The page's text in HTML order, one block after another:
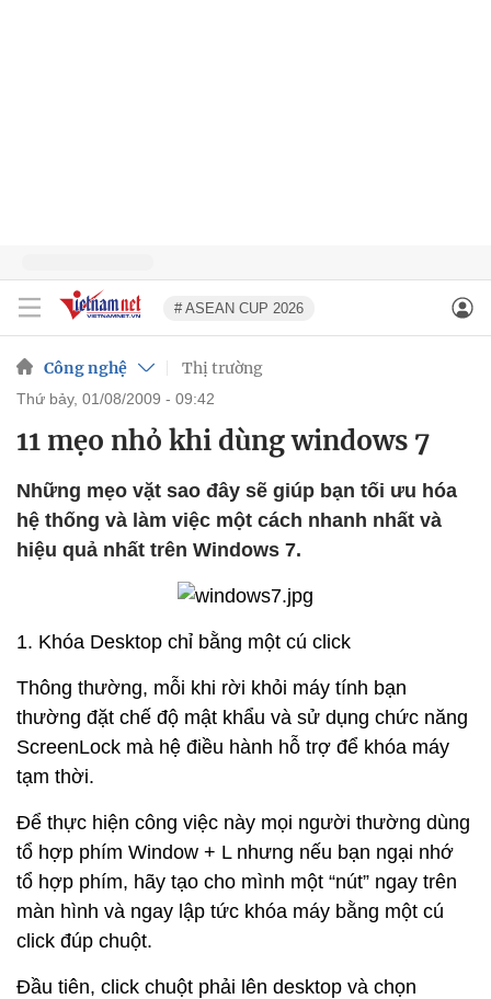
# ASEAN CUP 2026
Công nghệ Thị trường
thứ bảy, 01/08/2009 - 09:42
11 mẹo nhỏ khi dùng windows 7
Những mẹo vặt sao đây sẽ giúp bạn tối ưu hóa
hệ thống và làm việc một cách nhanh nhất và
hiệu quả nhất trên Windows 7.
1. Khóa Desktop chỉ bằng một cú click
Thông thường, mỗi khi rời khỏi máy tính bạn
thường đặt chế độ mật khẩu và sử dụng chức năng
ScreenLock mà hệ điều hành hỗ trợ để khóa máy
tạm thời.
Để thực hiện công việc này mọi người thường dùng
tổ hợp phím Window + L nhưng nếu bạn ngại nhớ
tổ hợp phím, hãy tạo cho mình một “nút” ngay trên
màn hình và ngay lập tức khóa máy bằng một cú
click đúp chuột.
Đầu tiên, click chuột phải lên desktop và chọn